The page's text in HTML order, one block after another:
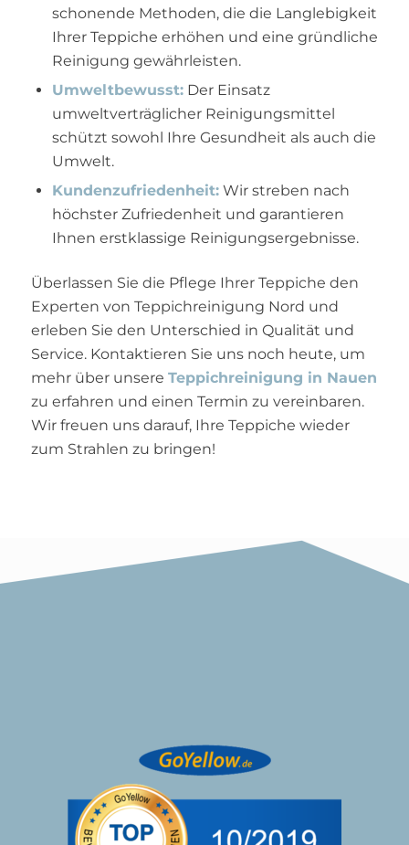
schonende Methoden, die die Langlebigkeit
Ihrer Teppiche erhöhen und eine gründliche
Reinigung gewährleisten.
Umweltbewusst:Der Einsatz
umweltverträglicher Reinigungsmittel
schützt sowohl Ihre Gesundheit als auch die
Umwelt.
Kundenzufriedenheit:Wir streben nach
höchster Zufriedenheit und garantieren
Ihnen erstklassige Reinigungsergebnisse.
Überlassen Sie die Pflege Ihrer Teppiche den
Experten von Teppichreinigung Nord und
erleben Sie den Unterschied in Qualität und
Service. Kontaktieren Sie uns noch heute, um
mehr über unsere Teppichreinigung in Nauen
zu erfahren und einen Termin zu vereinbaren.
Wir freuen uns darauf, Ihre Teppiche wieder
zum Strahlen zu bringen!